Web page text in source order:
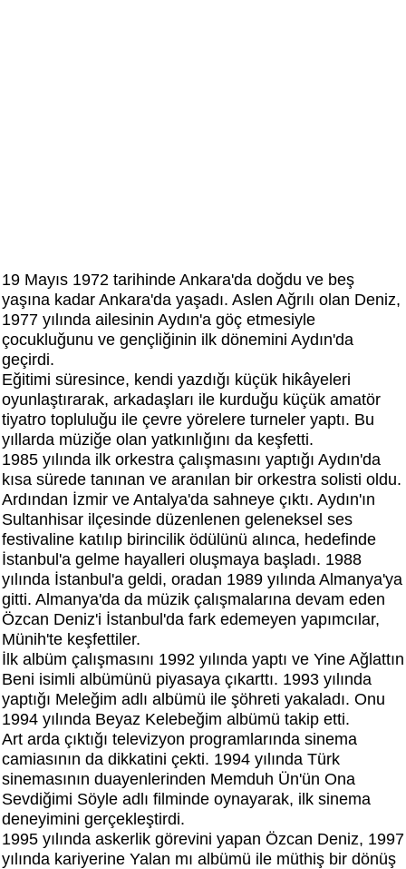
19 Mayıs 1972 tarihinde Ankara'da doğdu ve beş
yaşına kadar Ankara'da yaşadı. Aslen Ağrılı olan Deniz,
1977 yılında ailesinin Aydın'a göç etmesiyle
çocukluğunu ve gençliğinin ilk dönemini Aydın'da
geçirdi.
Eğitimi süresince, kendi yazdığı küçük hikâyeleri
oyunlaştırarak, arkadaşları ile kurduğu küçük amatör
tiyatro topluluğu ile çevre yörelere turneler yaptı. Bu
yıllarda müziğe olan yatkınlığını da keşfetti.
1985 yılında ilk orkestra çalışmasını yaptığı Aydın'da
kısa sürede tanınan ve aranılan bir orkestra solisti oldu.
Ardından İzmir ve Antalya'da sahneye çıktı. Aydın'ın
Sultanhisar ilçesinde düzenlenen geleneksel ses
festivaline katılıp birincilik ödülünü alınca, hedefinde
İstanbul'a gelme hayalleri oluşmaya başladı. 1988
yılında İstanbul'a geldi, oradan 1989 yılında Almanya'ya
gitti. Almanya'da da müzik çalışmalarına devam eden
Özcan Deniz'i İstanbul'da fark edemeyen yapımcılar,
Münih'te keşfettiler.
İlk albüm çalışmasını 1992 yılında yaptı ve Yine Ağlattın
Beni isimli albümünü piyasaya çıkarttı. 1993 yılında
yaptığı Meleğim adlı albümü ile şöhreti yakaladı. Onu
1994 yılında Beyaz Kelebeğim albümü takip etti.
Art arda çıktığı televizyon programlarında sinema
camiasının da dikkatini çekti. 1994 yılında Türk
sinemasının duayenlerinden Memduh Ün'ün Ona
Sevdiğimi Söyle adlı filminde oynayarak, ilk sinema
deneyimini gerçekleştirdi.
1995 yılında askerlik görevini yapan Özcan Deniz, 1997
yılında kariyerine Yalan mı albümü ile müthiş bir dönüş